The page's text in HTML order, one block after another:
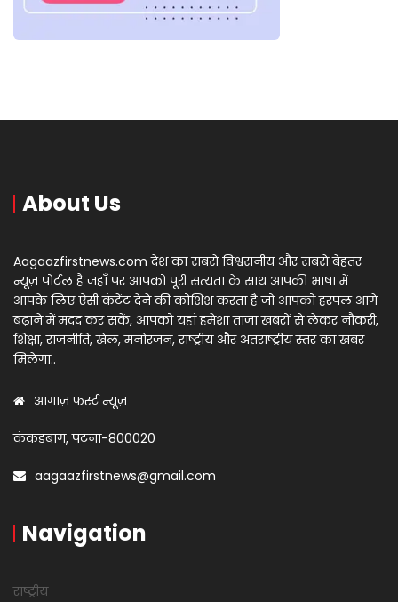
About Us
Aagaazfirstnews.com देश का सबसे विश्वसनीय और सबसे बेहतर
न्यूज़ पोर्टल है जहाँ पर आपको पूरी सत्यता के साथ आपकी भाषा में
आपके लिए ऐसी कंटेंट देने की कोशिश करता है जो आपको हरपल आगे
बढ़ाने में मदद कर सकें, आपको यहां हमेशा ताज़ा खबरों से लेकर नौकरी,
शिक्षा, राजनीति, खेल, मनोरंजन, राष्ट्रीय और अंतराष्ट्रीय स्तर का खबर
मिलेगा..
आगाज़ फर्स्ट न्यूज़
कंकड़बाग, पटना-800020
aagaazfirstnews@gmail.com
Navigation
राष्ट्रीय